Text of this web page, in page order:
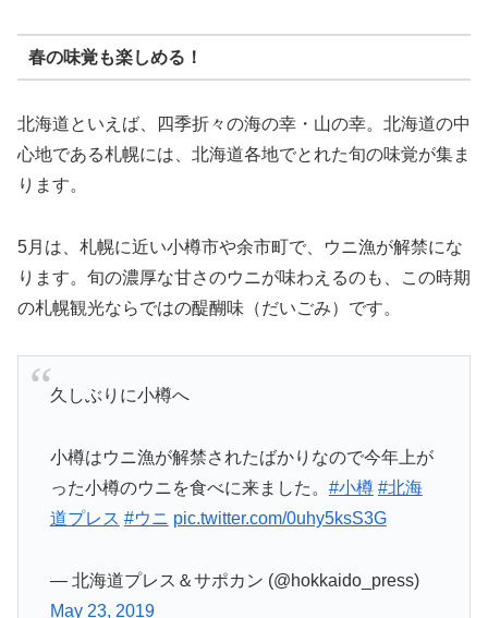
春の味覚も楽しめる！
北海道といえば、四季折々の海の幸・山の幸。北海道の中
心地である札幌には、北海道各地でとれた旬の味覚が集ま
ります。
5月は、札幌に近い小樽市や余市町で、ウニ漁が解禁にな
ります。旬の濃厚な甘さのウニが味わえるのも、この時期
の札幌観光ならではの醍醐味（だいごみ）です。
久しぶりに小樽へ
小樽はウニ漁が解禁されたばかりなので今年上が
った小樽のウニを食べに来ました。 #小樽 #北海
道プレス #ウニ pic.twitter.com/0uhy5ksS3G
— 北海道プレス＆サポカン (@hokkaido_press)
May 23, 2019